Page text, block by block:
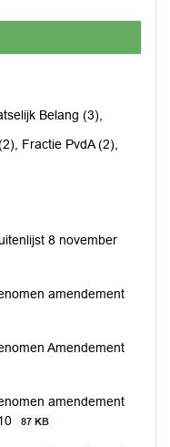
Belang (3),
Fractie PvdA (2),
8 november
amendement
Amendement
amendement
87 KB